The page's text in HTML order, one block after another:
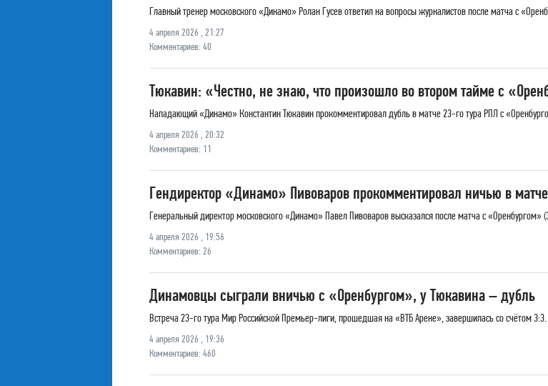
Главный тренер московского «Динамо» Ролан Гусев ответил на вопросы журналистов после матча с
4 апреля 2026 , 21:27
Комментариев: 40
Тюкавин: «Честно, не знаю, что произошло во втором тайме с
Нападающий «Динамо» Константин Тюкавин прокомментировал дубль в матче 23-го тура РПЛ с
4 апреля 2026 , 20:32
Комментариев: 11
Гендиректор «Динамо» Пивоваров прокомментировал ничью в
Генеральный директор московского «Динамо» Павел Пивоваров высказался после матча с
4 апреля 2026 , 19:56
Комментариев: 26
Динамовцы сыграли вничью с «Оренбургом», у Тюкавина – дубль
Встреча 23-го тура Мир Российской Премьер-лиги, прошедшая на «ВТБ Арене», завершилась со счётом 3:3.
4 апреля 2026 , 19:36
Комментариев: 460